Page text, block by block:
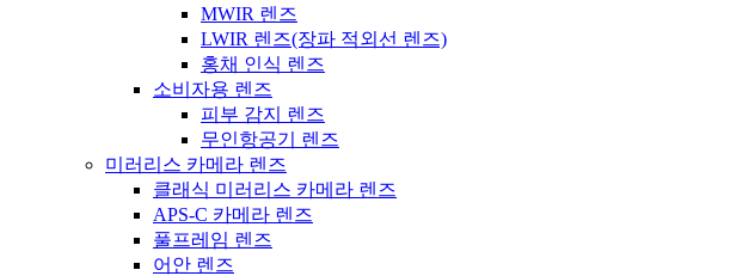
MWIR 렌즈
LWIR 렌즈(장파 적외선 렌즈)
홍채 인식 렌즈
소비자용 렌즈
피부 감지 렌즈
무인항공기 렌즈
미러리스 카메라 렌즈
클래식 미러리스 카메라 렌즈
APS-C 카메라 렌즈
풀프레임 렌즈
어안 렌즈